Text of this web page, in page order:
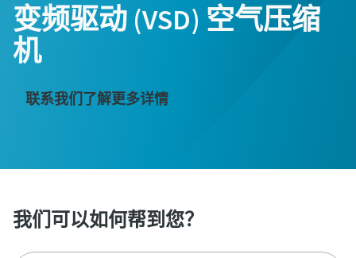
变频驱动 (VSD) 空气压缩
机
联系我们了解更多详情
我们可以如何帮到您？